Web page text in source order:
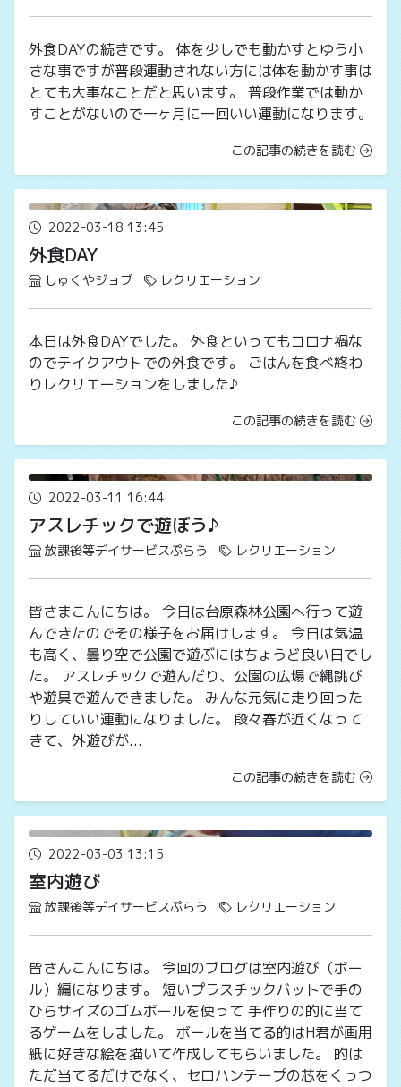
外食DAYの続きです。 体を少しでも動かすとゆう小
さな事ですが普段運動されない方には体を動かす事は
とても大事なことだと思います。 普段作業では動か
すことがないので一ヶ月に一回いい運動になります。
この記事の続きを読む
2022-03-18 13:45
外食DAY
しゅくやジョブ レクリエーション
本日は外食DAYでした。 外食といってもコロナ禍な
のでテイクアウトでの外食です。 ごはんを食べ終わ
りレクリエーションをしました♪
この記事の続きを読む
2022-03-11 16:44
アスレチックで遊ぼう♪
放課後等デイサービスぷらう レクリエーション
皆さまこんにちは。 今日は台原森林公園へ行って遊
んできたのでその様子をお届けします。 今日は気温
も高く、曇り空で公園で遊ぶにはちょうど良い日でし
た。 アスレチックで遊んだり、公園の広場で縄跳び
や遊具で遊んできました。 みんな元気に走り回った
りしていい運動になりました。 段々春が近くなって
きて、外遊びが...
この記事の続きを読む
2022-03-03 13:15
室内遊び
放課後等デイサービスぷらう レクリエーション
皆さんこんにちは。 今回のブログは室内遊び（ボー
ル）編になります。 短いプラスチックバットで手の
ひらサイズのゴムボールを使って 手作りの的に当て
るゲームをしました。 ボールを当てる的はH君が画用
紙に好きな絵を描いて作成してもらいました。 的は
ただ当てるだけでなく、セロハンテープの芯をくっつ